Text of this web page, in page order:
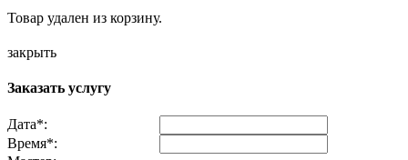
Товар удален из корзину.
закрыть
Заказать услугу
Дата*:
Время*: